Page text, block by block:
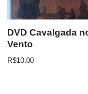
DVD Cavalgada
Vento
R$10.00